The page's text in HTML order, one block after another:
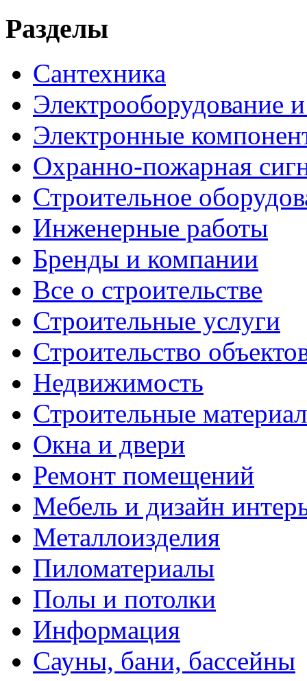
Разделы
Сантехника
Электрооборудование
Электронные
Охранно-пожарная
Строительное
Инженерные работы
Бренды и компании
Все о строительстве
Строительные услуги
Строительство
Недвижимость
Строительные
Окна и двери
Ремонт помещений
Мебель и дизайн
Металлоизделия
Пиломатериалы
Полы и потолки
Информация
Сауны, бани, бассейны